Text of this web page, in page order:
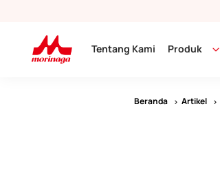
Tentang Kami Produk
Beranda Artikel